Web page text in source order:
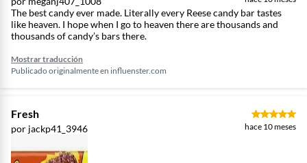
The best candy ever made. Literally every Reese candy bar tastes
like heaven. I hope when I go to heaven there are thousands and
thousands of candy’s bars there.
Mostrar traducción
Publicado originalmente en influenster.com
Fresh
por jackp41_3946 hace 10 meses